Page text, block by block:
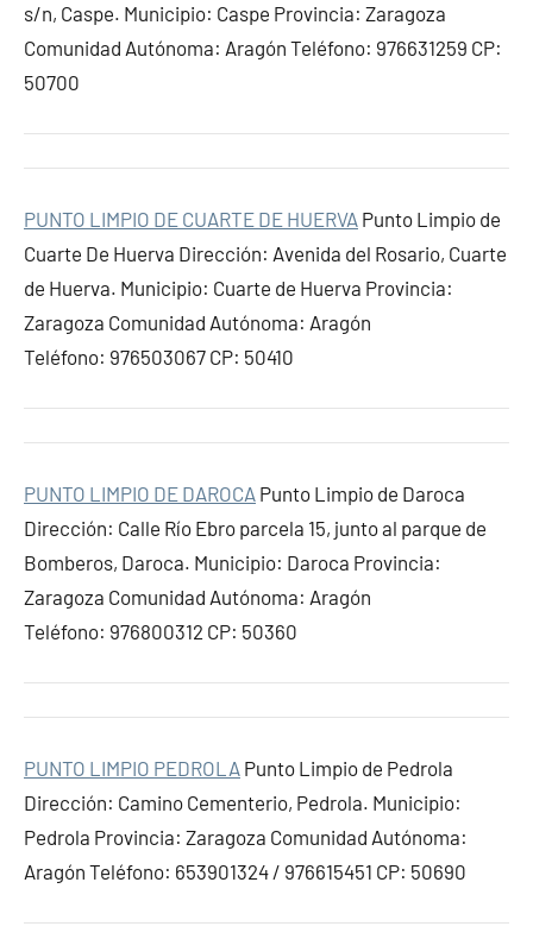
s/n, Caspe. Municipio: Caspe Provincia: Zaragoza
Comunidad Autónoma: Aragón Teléfono: 976631259 CP:
50700
PUNTO LIMPIO DE CUARTE DE HUERVA Punto Limpio de
Cuarte De Huerva Dirección: Avenida del Rosario, Cuarte
de Huerva. Municipio: Cuarte de Huerva Provincia:
Zaragoza Comunidad Autónoma: Aragón
Teléfono: 976503067 CP: 50410
PUNTO LIMPIO DE DAROCA Punto Limpio de Daroca
Dirección: Calle Río Ebro parcela 15, junto al parque de
Bomberos, Daroca. Municipio: Daroca Provincia:
Zaragoza Comunidad Autónoma: Aragón
Teléfono: 976800312 CP: 50360
PUNTO LIMPIO PEDROLA Punto Limpio de Pedrola
Dirección: Camino Cementerio, Pedrola. Municipio:
Pedrola Provincia: Zaragoza Comunidad Autónoma:
Aragón Teléfono: 653901324 / 976615451 CP: 50690